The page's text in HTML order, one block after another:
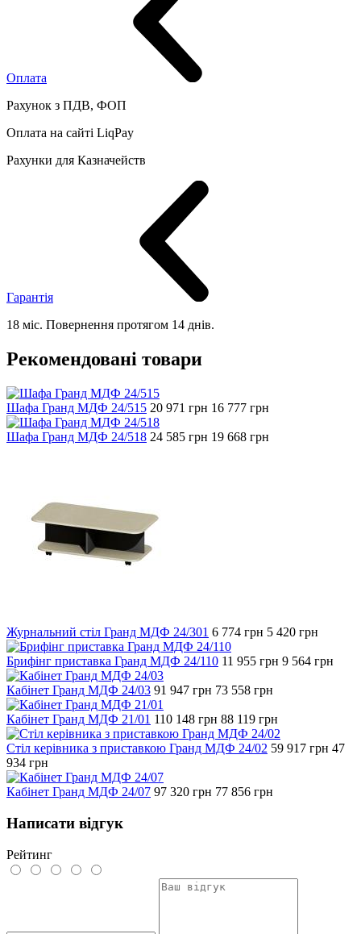
Оплата
Рахунок з ПДВ, ФОП
Оплата на сайті LiqPay
Рахунки для Казначейств
Гарантія
18 міс. Повернення протягом 14 днів.
Рекомендовані товари
Шафа Гранд МДФ 24/515 20 971 грн 16 777 грн
Шафа Гранд МДФ 24/518 24 585 грн 19 668 грн
Журнальний стіл Гранд МДФ 24/301 6 774 грн 5 420 грн
Брифінг приставка Гранд МДФ 24/110 11 955 грн 9 564 грн
Кабінет Гранд МДФ 24/03 91 947 грн 73 558 грн
Кабінет Гранд МДФ 21/01 110 148 грн 88 119 грн
Стіл керівника з приставкою Гранд МДФ 24/02 59 917 грн 47
934 грн
Кабінет Гранд МДФ 24/07 97 320 грн 77 856 грн
Написати відгук
Рейтинг